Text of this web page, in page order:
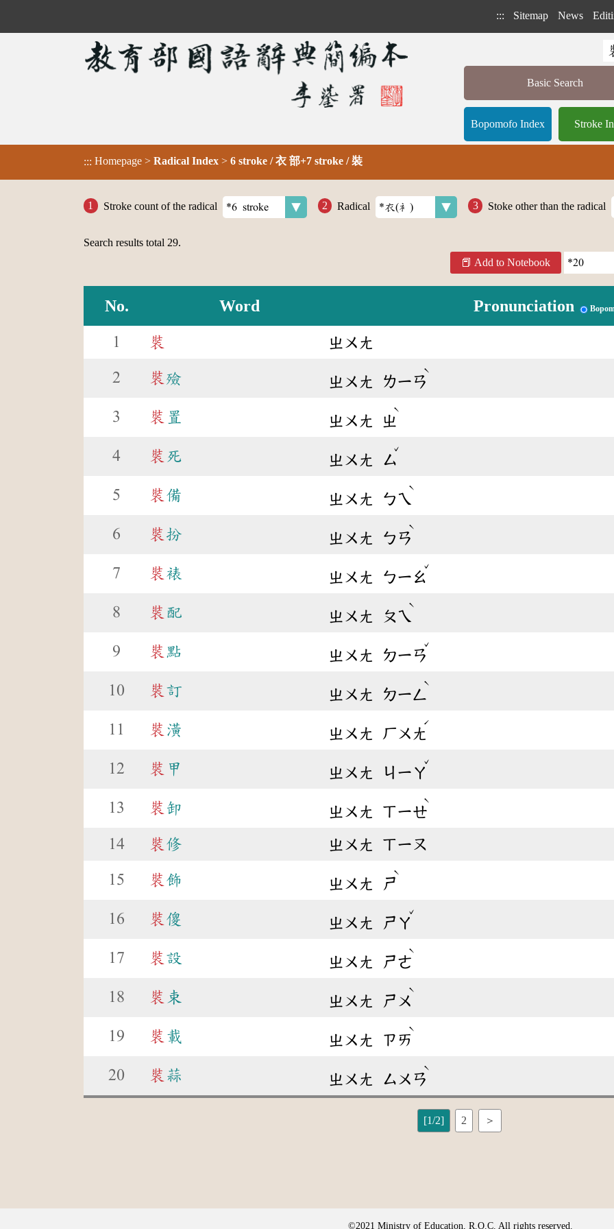
::: Sitemap News
Basic Search
Bopomofo Index Stroke
::: Homepage > Radical Index > 6 stroke / 衣 部+7 stroke / 裝
Stroke count of the radical Radical Stoke other than the radical
Search results total 29.
Add to Notebook
No. Word Pronunciation
1 裝 ㄓㄨㄤ
2 裝 殮 ㄓㄨㄤ ㄌㄧㄢ
ˋ
3 裝 置 ㄓㄨㄤ ㄓ
ˋ
4 裝 死 ㄓㄨㄤ ㄙ
ˇ
5 裝 備 ㄓㄨㄤ ㄅㄟ
ˋ
6 裝 扮 ㄓㄨㄤ ㄅㄢ
ˋ
7 裝 裱 ㄓㄨㄤ ㄅㄧㄠ
ˇ
8 裝 配 ㄓㄨㄤ ㄆㄟ
ˋ
9 裝 點 ㄓㄨㄤ ㄉㄧㄢ
ˇ
10 裝 訂 ㄓㄨㄤ ㄉㄧㄥ
ˋ
11 裝 潢 ㄓㄨㄤ ㄏㄨㄤ
ˊ
12 裝 甲 ㄓㄨㄤ ㄐㄧㄚ
ˇ
13 裝 卸 ㄓㄨㄤ ㄒㄧㄝ
ˋ
14 裝 修 ㄓㄨㄤ ㄒㄧㄡ
15 裝 飾 ㄓㄨㄤ ㄕ
ˋ
16 裝 傻 ㄓㄨㄤ ㄕㄚ
ˇ
17 裝 設 ㄓㄨㄤ ㄕㄜ
ˋ
18 裝 束 ㄓㄨㄤ ㄕㄨ
ˋ
19 裝 載 ㄓㄨㄤ ㄗㄞ
ˋ
20 裝 蒜 ㄓㄨㄤ ㄙㄨㄢ
ˋ
[1/2] 2 ＞
©2021 Ministry of Education, R.O.C. All rights reserved.